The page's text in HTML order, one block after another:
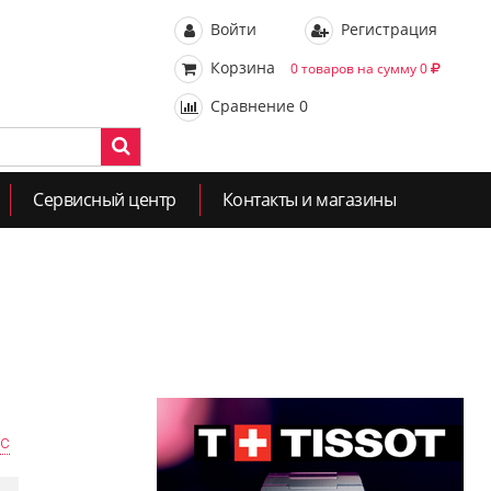
Войти
Регистрация
Корзина
0 товаров на сумму 0
Сравнение 0
Сервисный центр Контакты и магазины